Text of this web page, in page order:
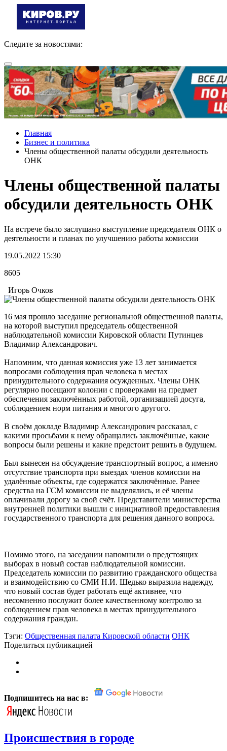
Следите за новостями:
Главная
Бизнес и политика
Члены общественной палаты обсудили деятельность
ОНК
Члены общественной палаты
обсудили деятельность ОНК
На встрече было заслушано выступление председателя ОНК о
деятельности и планах по улучшению работы комиссии
19.05.2022 15:30
8605
Игорь Очков
16 мая прошло заседание региональной общественной палаты,
на которой выступил председатель общественной
наблюдательной комиссии Кировской области Путинцев
Владимир Александрович.
Напомним, что данная комиссия уже 13 лет занимается
вопросами соблюдения прав человека в местах
принудительного содержания осужденных. Члены ОНК
регулярно посещают колонии с проверками на предмет
обеспечения заключённых работой, организацией досуга,
соблюдением норм питания и многого другого.
В своём докладе Владимир Александрович рассказал, с
какими просьбами к нему обращались заключённые, какие
вопросы были решены и какие предстоит решить в будущем.
Был вынесен на обсуждение транспортный вопрос, а именно
отсутствие транспорта при выездах членов комиссии на
удалённые объекты, где содержатся заключённые. Ранее
средства на ГСМ комиссии не выделялись, и её члены
оплачивали дорогу за свой счёт. Представители министерства
внутренней политики вышли с инициативой предоставления
государственного транспорта для решения данного вопроса.
Помимо этого, на заседании напомнили о предстоящих
выборах в новый состав наблюдательной комиссии.
Председатель комиссии по развитию гражданского общества
и взаимодействию со СМИ Н.И. Шедько выразила надежду,
что новый состав будет работать ещё активнее, что
несомненно послужит более качественному контролю за
соблюдением прав человека в местах принудительного
содержания граждан.
Тэги: Общественная палата Кировской области ОНК
Поделиться публикацией
Подпишитесь на нас в:
Происшествия в городе